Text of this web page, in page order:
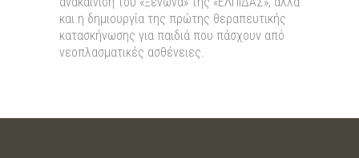
και η δημιουργία της πρώτης θεραπευτικής
κατασκήνωσης για παιδιά που πάσχουν από
νεοπλασματικές ασθένειες.